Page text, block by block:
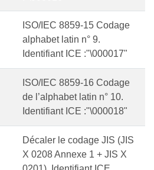
ISO/IEC 8859-15 Codage
alphabet latin n° 9.
Identifiant ICE :"\000017"
ISO/IEC 8859-16 Codage
de l’alphabet latin n° 10.
Identifiant ICE :"\000018"
Décaler le codage JIS (JIS
X 0208 Annexe 1 + JIS X